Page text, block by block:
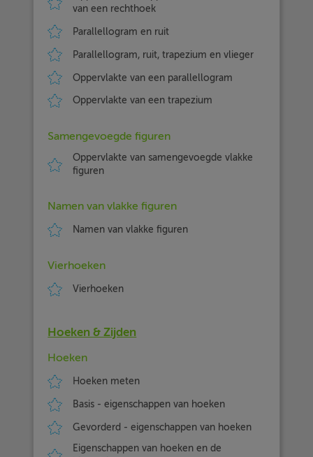
van een rechthoek
Parallellogram en ruit
Parallellogram, ruit, trapezium en vlieger
Oppervlakte van een parallellogram
Oppervlakte van een trapezium
Samengevoegde figuren
Oppervlakte van samengevoegde vlakke
figuren
Namen van vlakke figuren
Namen van vlakke figuren
Vierhoeken
Vierhoeken
Hoeken & Zijden
Hoeken
Hoeken meten
Basis - eigenschappen van hoeken
Gevorderd - eigenschappen van hoeken
Eigenschappen van hoeken en de